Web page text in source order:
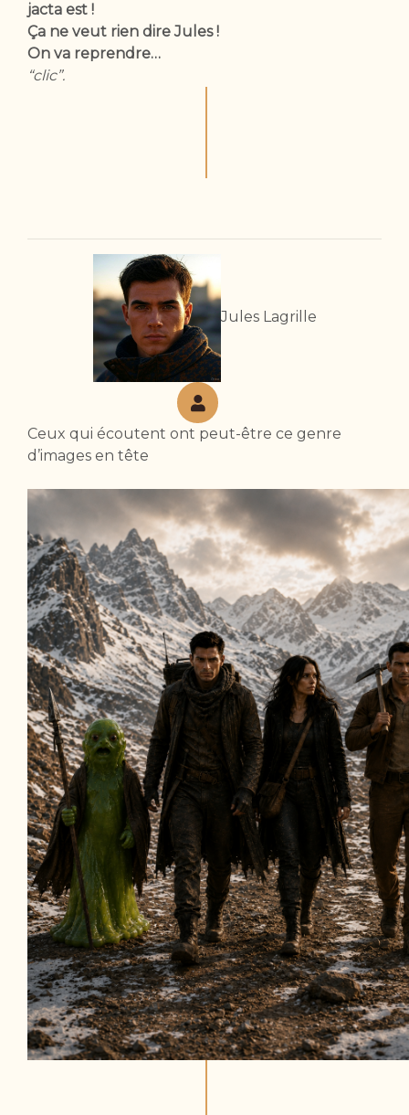
jacta est !
Ça ne veut rien dire Jules !
On va reprendre…
“clic”.
Jules Lagrille
Ceux qui écoutent ont peut-être ce genre
d’images en tête